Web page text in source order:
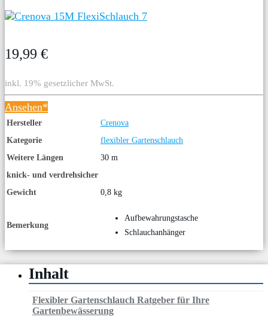
19,99 €
inkl. 19% gesetzlicher MwSt.
Ansehen*
Hersteller
Crenova
Kategorie
flexibler Gartenschlauch
Weitere Längen
30 m
knick- und verdrehsicher
Gewicht
0,8 kg
Bemerkung
Aufbewahrungstasche
Schlauchanhänger
Inhalt
Flexibler Gartenschlauch Ratgeber für Ihre
Gartenbewässerung